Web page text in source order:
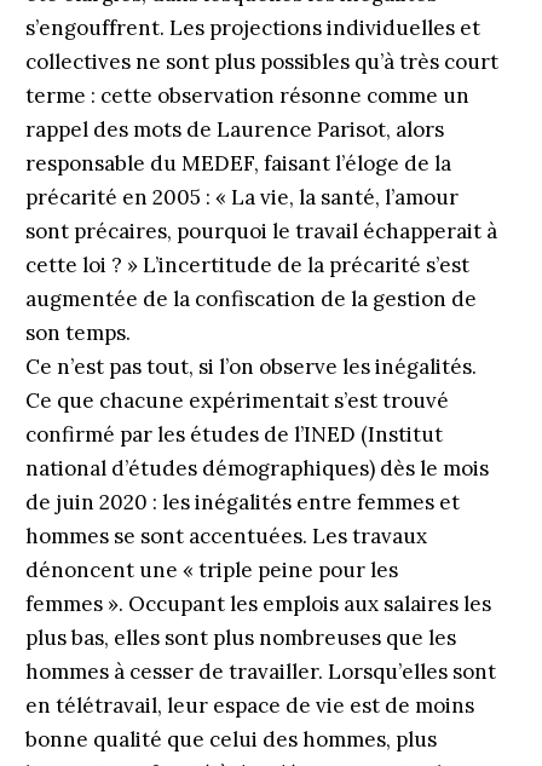
s’engouffrent. Les projections individuelles et
collectives ne sont plus possibles qu’à très court
terme : cette observation résonne comme un
rappel des mots de Laurence Parisot, alors
responsable du MEDEF, faisant l’éloge de la
précarité en 2005 : « La vie, la santé, l’amour
sont précaires, pourquoi le travail échapperait à
cette loi ? » L’incertitude de la précarité s’est
augmentée de la confiscation de la gestion de
son temps.
Ce n’est pas tout, si l’on observe les inégalités.
Ce que chacune expérimentait s’est trouvé
confirmé par les études de l’INED (Institut
national d’études démographiques) dès le mois
de juin 2020 : les inégalités entre femmes et
hommes se sont accentuées. Les travaux
dénoncent une « triple peine pour les
femmes ». Occupant les emplois aux salaires les
plus bas, elles sont plus nombreuses que les
hommes à cesser de travailler. Lorsqu’elles sont
en télétravail, leur espace de vie est de moins
bonne qualité que celui des hommes, plus